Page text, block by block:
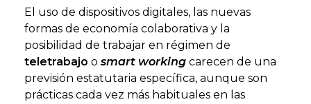
El uso de dispositivos digitales, las nuevas
formas de economía colaborativa y la
posibilidad de trabajar en régimen de
teletrabajo o smart working carecen de una
previsión estatutaria específica, aunque son
prácticas cada vez más habituales en las